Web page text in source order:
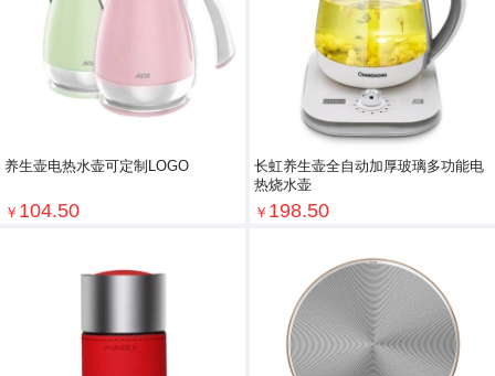
养生壶电热水壶可定制LOGO
￥ 104.50
长虹养生壶全自动加厚玻璃多功能电
热烧水壶
￥ 198.50